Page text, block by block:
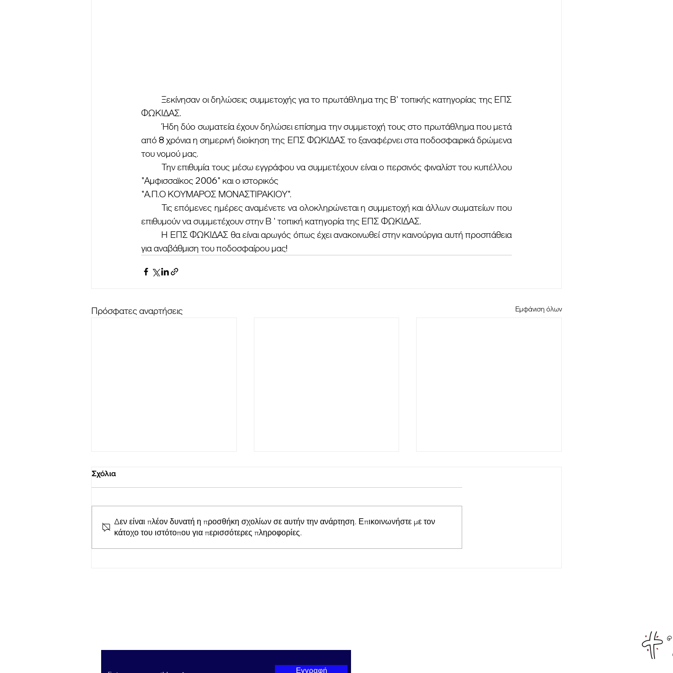
	Ξεκίνησαν οι δηλώσεις συμμετοχής για το πρωτάθλημα της Β' τοπικής κατηγορίας της ΕΠΣ
ΦΩΚΙΔΑΣ.
	Ήδη δύο σωματεία έχουν δηλώσει επίσημα την συμμετοχή τους στο πρωτάθλημα που μετά
από 8 χρόνια η σημερινή διοίκηση της ΕΠΣ ΦΩΚΙΔΑΣ το ξαναφέρνει στα ποδοσφαιρικά δρώμενα
του νομού μας.
	Την επιθυμία τους μέσω εγγράφου να συμμετέχουν είναι ο περσινός φιναλίστ του κυπέλλου
"Αμφισσαϊκος 2006" και ο ιστορικός
"Α.Π.Ο ΚΟΥΜΑΡΟΣ ΜΟΝΑΣΤΙΡΑΚΙΟΥ".
	Τις επόμενες ημέρες αναμένετε να ολοκληρώνεται η συμμετοχή και άλλων σωματείων που
επιθυμούν να συμμετέχουν στην Β ' τοπική κατηγορία της ΕΠΣ ΦΩΚΙΔΑΣ.
για αναβάθμιση του ποδοσφαίρου μας!
Πρόσφατες αναρτήσεις Εμφάνιση όλων
Απόλλων Ευπαλίου
Με νίκη και σκορ 1-4 επί της
Απόλλων Ευπαλίου
Σχόλια
Δεν είναι πλέον δυνατή η προσθήκη σχολίων σε αυτήν την ανάρτηση. Επικοινωνήστε με τον
κάτοχο του ιστότοπου για περισσότερες πληροφορίες.
Εγγραφή